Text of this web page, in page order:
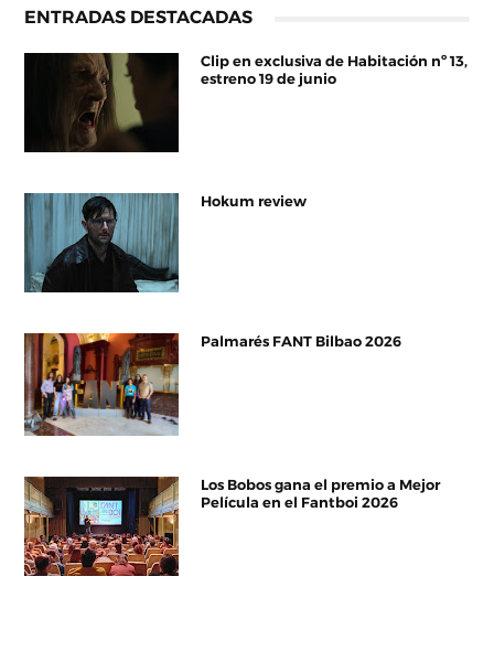
ENTRADAS DESTACADAS
Clip en exclusiva de Habitación nº 13,
estreno 19 de junio
Hokum review
Palmarés FANT Bilbao 2026
Los Bobos gana el premio a Mejor
Película en el Fantboi 2026